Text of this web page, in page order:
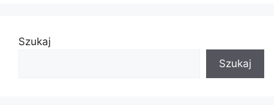
Szukaj
Szukaj